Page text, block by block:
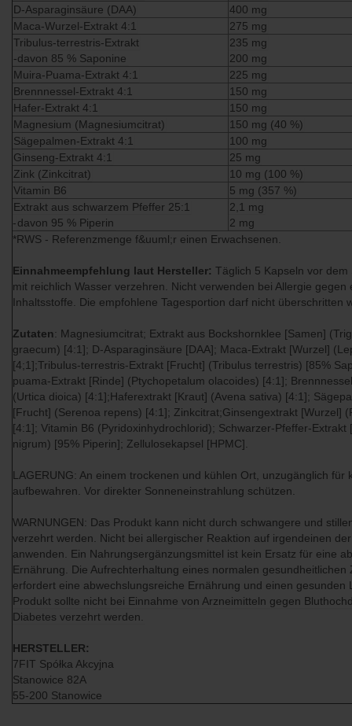
D-Asparaginsäure (DAA)
400 mg
Maca-Wurzel-Extrakt 4:1
275 mg
Tribulus-terrestris-Extrakt
-davon 85 % Saponine
235 mg
200 mg
Muira-Puama-Extrakt 4:1
225 mg
Brennnessel-Extrakt 4:1
150 mg
Hafer-Extrakt 4:1
150 mg
Magnesium (Magnesiumcitrat)
150 mg (40 %)
Sägepalmen-Extrakt 4:1
100 mg
Ginseng-Extrakt 4:1
25 mg
Zink (Zinkcitrat)
10 mg (100 %)
Vitamin B6
5 mg (357 %)
Extrakt aus schwarzem Pfeffer 25:1
-davon 95 % Piperin
2,1 mg
2 mg
*RWS - Referenzmenge f&uuml;r einen Erwachsenen.
Einnahmeempfehlung laut Hersteller: Täglich 5 Kapseln vor dem
mit reichlich Wasser verzehren. Nicht verwenden bei Allergie gegen
Inhaltsstoffe. Die empfohlene Tagesportion darf nicht überschritten
Zutaten: Magnesiumcitrat; Extrakt aus Bockshornklee [Samen]
graecum) [4:1]; D-Asparaginsäure [DAA]; Maca-Extrakt [Wurzel]
[4;1];Tribulus-terrestris-Extrakt [Frucht] (Tribulus terrestris) [85%
puama-Extrakt [Rinde] (Ptychopetalum olacoides) [4:1];
(Urtica dioica) [4:1];Haferextrakt [Kraut] (Avena sativa) [4:1];
[Frucht] (Serenoa repens) [4:1]; Zinkcitrat;Ginsengextrakt [Wurzel]
[4:1]; Vitamin B6 (Pyridoxinhydrochlorid); Schwarzer-Pfeffer-Extrakt
nigrum) [95% Piperin]; Zellulosekapsel [HPMC].
LAGERUNG: An einem trockenen und kühlen Ort, unzugänglich für
aufbewahren. Vor direkter Sonneneinstrahlung schützen.
WARNUNGEN: Das Produkt kann nicht durch schwangere und
verzehrt werden. Nicht bei allergischer Reaktion auf irgendeinen
anwenden. Ein Nahrungsergänzungsmittel ist kein Ersatz für eine
Ernährung. Die Aufrechterhaltung eines normalen gesundheitlichen
erfordert eine abwechslungsreiche Ernährung und einen gesunden
Produkt sollte nicht bei Einnahme von Arzneimitteln gegen
Diabetes verzehrt werden.
HERSTELLER:
7FIT Spółka Akcyjna
Stanowice 82A
55-200 Stanowice